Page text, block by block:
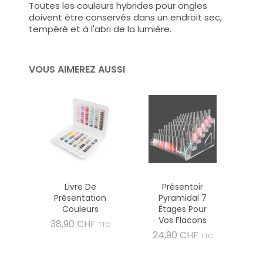
Toutes les couleurs hybrides pour ongles
doivent être conservés dans un endroit sec,
tempéré et à l'abri de la lumière.
VOUS AIMEREZ AUSSI
Livre De
Présentation
Couleurs
38,90 CHF Prix
TTC
Présentoir
Pyramidal 7
Étages Pour
Vos Flacons
24,90 CHF Prix
TTC